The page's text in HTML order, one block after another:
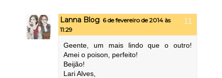
Lanna Blog 6 de fevereiro de 2014 às
11:29
Geente, um mais lindo que o outro!
Amei o poison, perfeito!
Beijão!
Lari Alves,